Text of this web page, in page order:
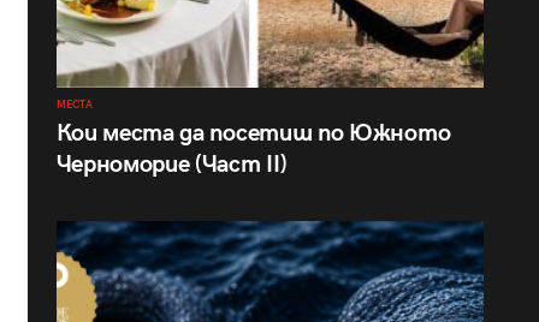
МЕСТА
Кои места да посетиш по Южното
Черноморие (Част II)